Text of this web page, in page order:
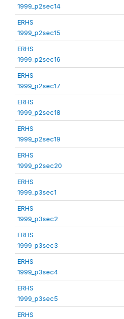
1999_p2sec14
ERHS
1999_p2sec15
ERHS
1999_p2sec16
ERHS
1999_p2sec17
ERHS
1999_p2sec18
ERHS
1999_p2sec19
ERHS
1999_p2sec20
ERHS
1999_p3sec1
ERHS
1999_p3sec2
ERHS
1999_p3sec3
ERHS
1999_p3sec4
ERHS
1999_p3sec5
ERHS